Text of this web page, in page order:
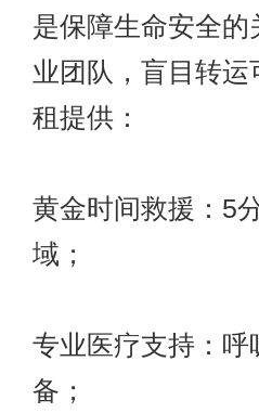
是保障生命安全
业团队，盲目转
租提供：
黄金时间救援：5
域；
专业医疗支持：
备；